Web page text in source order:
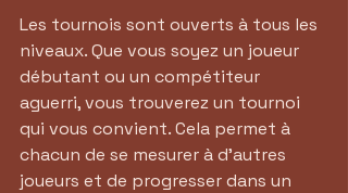
Les tournois sont ouverts à tous les
niveaux. Que vous soyez un joueur
débutant ou un compétiteur
aguerri, vous trouverez un tournoi
qui vous convient. Cela permet à
chacun de se mesurer à d'autres
joueurs et de progresser dans un